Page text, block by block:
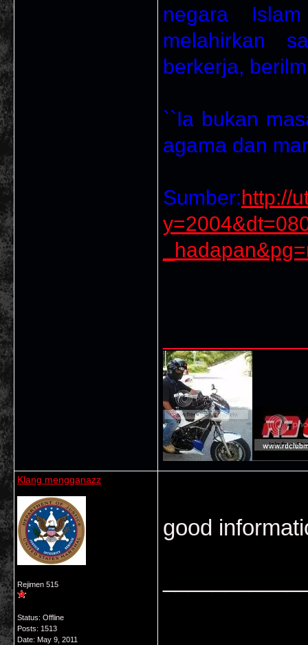
negara
melahirkan
berkerja,
``Ia bukan
agama dan
Sumber:http://
Klang mengganazz
Rejimen 515
Status: Offline
Posts: 1513
Date: May 9, 2011
good